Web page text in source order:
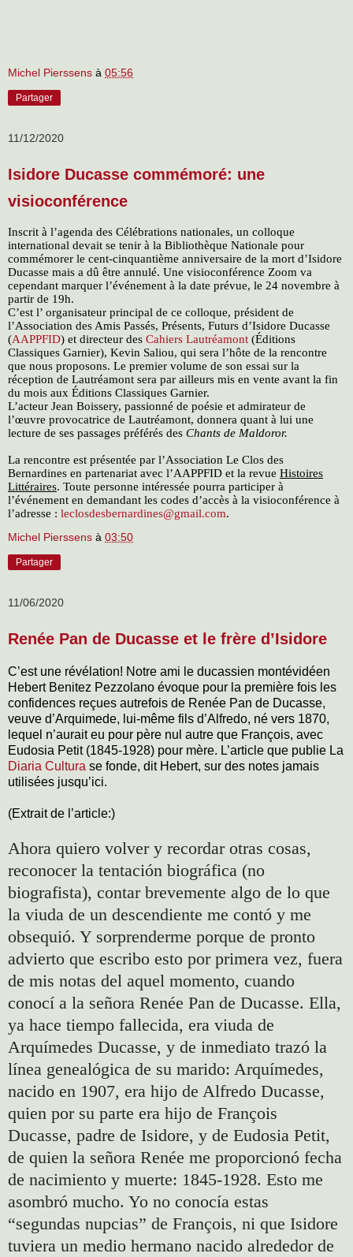
Michel Pierssens à 05:56
Partager
11/12/2020
Isidore Ducasse commémoré: une
visioconférence
Inscrit à l’agenda des Célébrations nationales, un colloque
international devait se tenir à la Bibliothèque Nationale pour
commémorer le cent-cinquantième anniversaire de la mort d’Isidore
Ducasse mais a dû être annulé. Une visioconférence Zoom va
cependant marquer l’événement à la date prévue, le 24 novembre à
partir de 19h.
C’est l’ organisateur principal de ce colloque, président de
l’Association des Amis Passés, Présents, Futurs d’Isidore Ducasse
(AAPPFID) et directeur des Cahiers Lautréamont (Éditions
Classiques Garnier), Kevin Saliou, qui sera l’hôte de la rencontre
que nous proposons. Le premier volume de son essai sur la
réception de Lautréamont sera par ailleurs mis en vente avant la fin
du mois aux Éditions Classiques Garnier.
L’acteur Jean Boissery, passionné de poésie et admirateur de
l’œuvre provocatrice de Lautréamont, donnera quant à lui une
lecture de ses passages préférés des Chants de Maldoror.
La rencontre est présentée par l’Association Le Clos des
Bernardines en partenariat avec l’AAPPFID et la revue Histoires
Littéraires. Toute personne intéressée pourra participer à
l’événement en demandant les codes d’accès à la visioconférence à
l’adresse : leclosdesbernardines@gmail.com.
Michel Pierssens à 03:50
Partager
11/06/2020
Renée Pan de Ducasse et le frère d’Isidore
C’est une révélation! Notre ami le ducassien montévidéen
Hebert Benitez Pezzolano évoque pour la première fois les
confidences reçues autrefois de Renée Pan de Ducasse,
veuve d’Arquimede, lui-même fils d’Alfredo, né vers 1870,
lequel n’aurait eu pour père nul autre que François, avec
Eudosia Petit (1845-1928) pour mère. L’article que publie La
Diaria Cultura se fonde, dit Hebert, sur des notes jamais
utilisées jusqu’ici.
(Extrait de l’article:)
Ahora quiero volver y recordar otras cosas,
reconocer la tentación biográfica (no
biografista), contar brevemente algo de lo que
la viuda de un descendiente me contó y me
obsequió. Y sorprenderme porque de pronto
advierto que escribo esto por primera vez, fuera
de mis notas del aquel momento, cuando
conocí a la señora Renée Pan de Ducasse. Ella,
ya hace tiempo fallecida, era viuda de
Arquímedes Ducasse, y de inmediato trazó la
línea genealógica de su marido: Arquímedes,
nacido en 1907, era hijo de Alfredo Ducasse,
quien por su parte era hijo de François
Ducasse, padre de Isidore, y de Eudosia Petit,
de quien la señora Renée me proporcionó fecha
de nacimiento y muerte: 1845-1928. Esto me
asombró mucho. Yo no conocía estas
“segundas nupcias” de François, ni que Isidore
tuviera un medio hermano nacido alrededor de